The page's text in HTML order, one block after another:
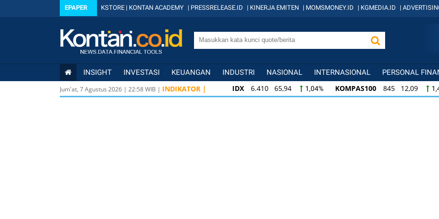
EPAPER KSTORE | KONTAN ACADEMY | PRESSRELEASE.ID | KINERJA EMITEN | MOMSMONEY.ID | KGMEDIA.ID |
INSIGHT INVESTASI KEUANGAN INDUSTRI NASIONAL INTERNASIONAL PERSONAL
Jum'at, 7 Agustus 2026 | 22:58WIB | INDIKATOR | IDX 6.410 65,94 1,04% KOMPAS100 845 12,09
KOMPAS100
845 12,09 1,45% LQ45 640 9,44